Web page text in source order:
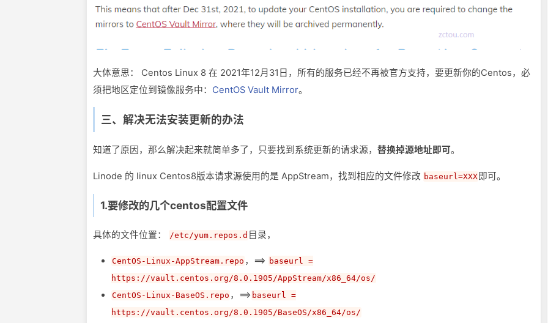
大体意思： Centos Linux 8 在 2021年12月31日，所有的服务已经不再被官方支持，要更新你的Centos，必
须把地区定位到镜像服务中： CentOS Vault Mirror。
三、解决无法安装更新的办法
知道了原因，那么解决起来就简单多了，只要找到系统更新的请求源， 替换掉源地址即可。
Linode 的 linux Centos8版本请求源使用的是 AppStream，找到相应的文件修改 baseurl=XXX 即可。
1.要修改的几个centos配置文件
具体的文件位置： /etc/yum.repos.d 目录，
CentOS-Linux-AppStream.repo ，==> baseurl =
https://vault.centos.org/8.0.1905/AppStream/x86_64/os/
CentOS-Linux-BaseOS.repo ，==> baseurl =
https://vault.centos.org/8.0.1905/BaseOS/x86_64/os/